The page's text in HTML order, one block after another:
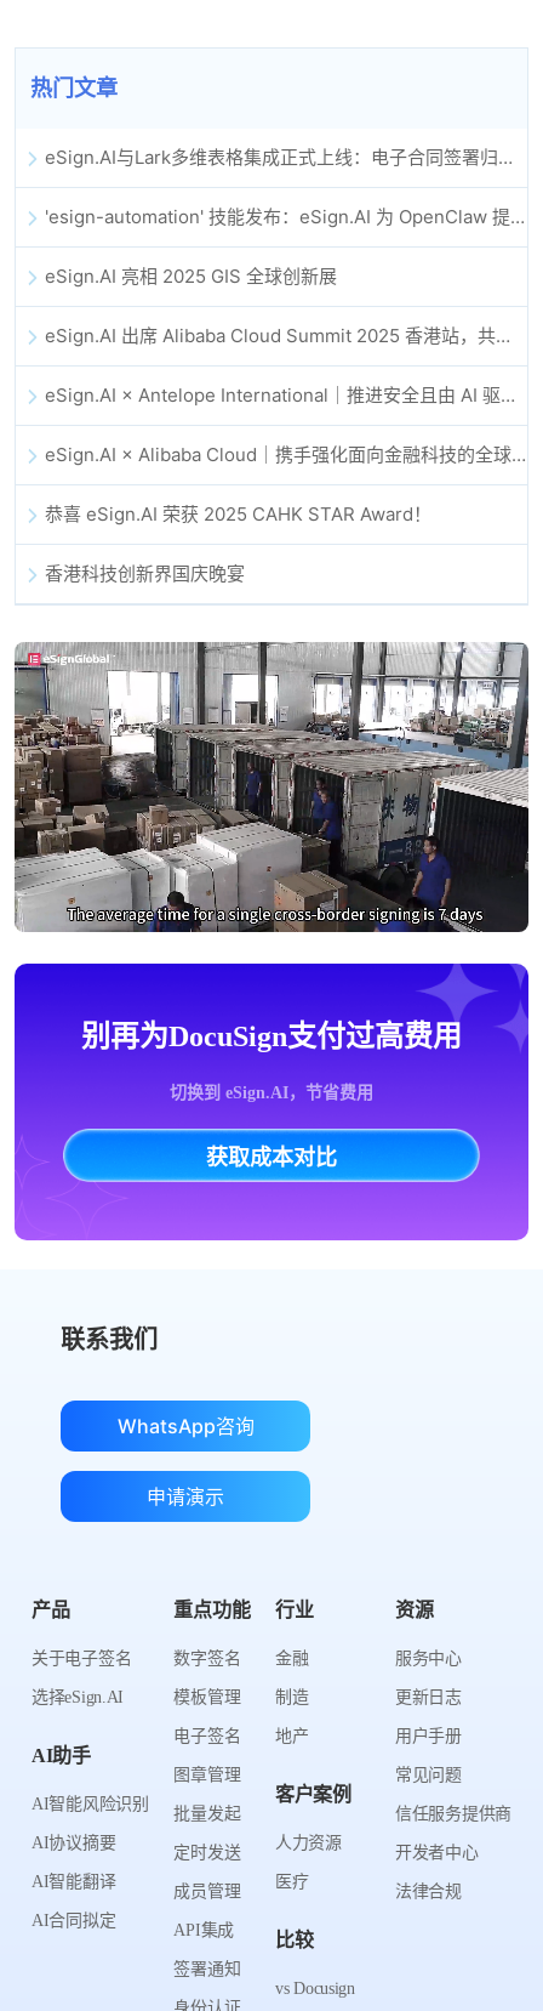
热门文章
eSign.AI与Lark多维表格集成正式上线：电子合同签署归档全程自动化
'esign-automation' 技能发布：eSign.AI 为 OpenClaw 提供自动化电子签名能力
eSign.AI 亮相 2025 GIS 全球创新展
eSign.AI 出席 Alibaba Cloud Summit 2025 香港站，共同探讨 AI 驱动的云创新与数字信任未来
eSign.AI × Antelope International｜推进安全且由 AI 驱动的数字化工作流
eSign.AI × Alibaba Cloud｜携手强化面向金融科技的全球数字信任
恭喜 eSign.AI 荣获 2025 CAHK STAR Award！
香港科技创新界国庆晚宴
别再为DocuSign支付过高费用
切换到 eSign.AI，节省费用
获取成本对比
联系我们
WhatsApp咨询
申请演示
产品
关于电子签名
选择eSign.AI
AI助手
AI智能风险识别
AI协议摘要
AI智能翻译
AI合同拟定
重点功能
数字签名
模板管理
电子签名
图章管理
批量发起
定时发送
成员管理
API集成
签署通知
行业
金融
制造
地产
客户案例
人力资源
医疗
比较
vs Docusign
资源
服务中心
更新日志
用户手册
常见问题
信任服务提供商
开发者中心
法律合规